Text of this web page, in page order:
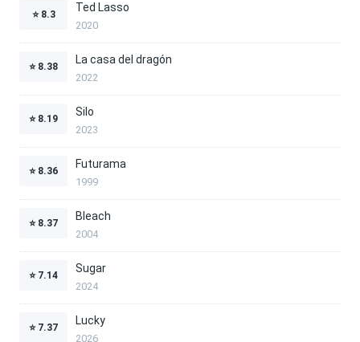
⭐ 8.3
Ted Lasso
2020
⭐ 8.38
La casa del dragón
2022
⭐ 8.19
Silo
2023
⭐ 8.36
Futurama
1999
⭐ 8.37
Bleach
2004
⭐ 7.14
Sugar
2024
⭐ 7.37
Lucky
2026